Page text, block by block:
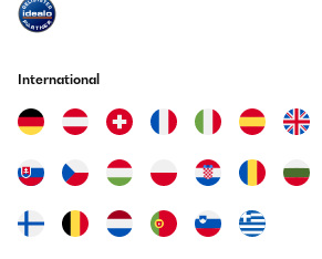
International